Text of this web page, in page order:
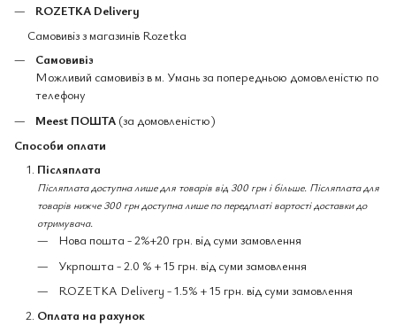
ROZETKA Delivery
Самовивіз з магазинів Rozetka
Самовивіз
Можливий самовивіз в м. Умань за попередньою домовленістю по
телефону
Meest ПОШТА (за домовленістю)
Способи оплати
Післяплата
Післяплата доступна лише для товарів від 300 грн і більше. Післяплата для
товарів нижче 300 грн доступна лише по передплаті вартості доставки до
отримувача.
Нова пошта - 2%+20 грн. від суми замовлення
Укрпошта - 2.0 % + 15 грн. від суми замовлення
ROZETKA Delivery - 1.5% + 15 грн. від суми замовлення
Оплата на рахунок